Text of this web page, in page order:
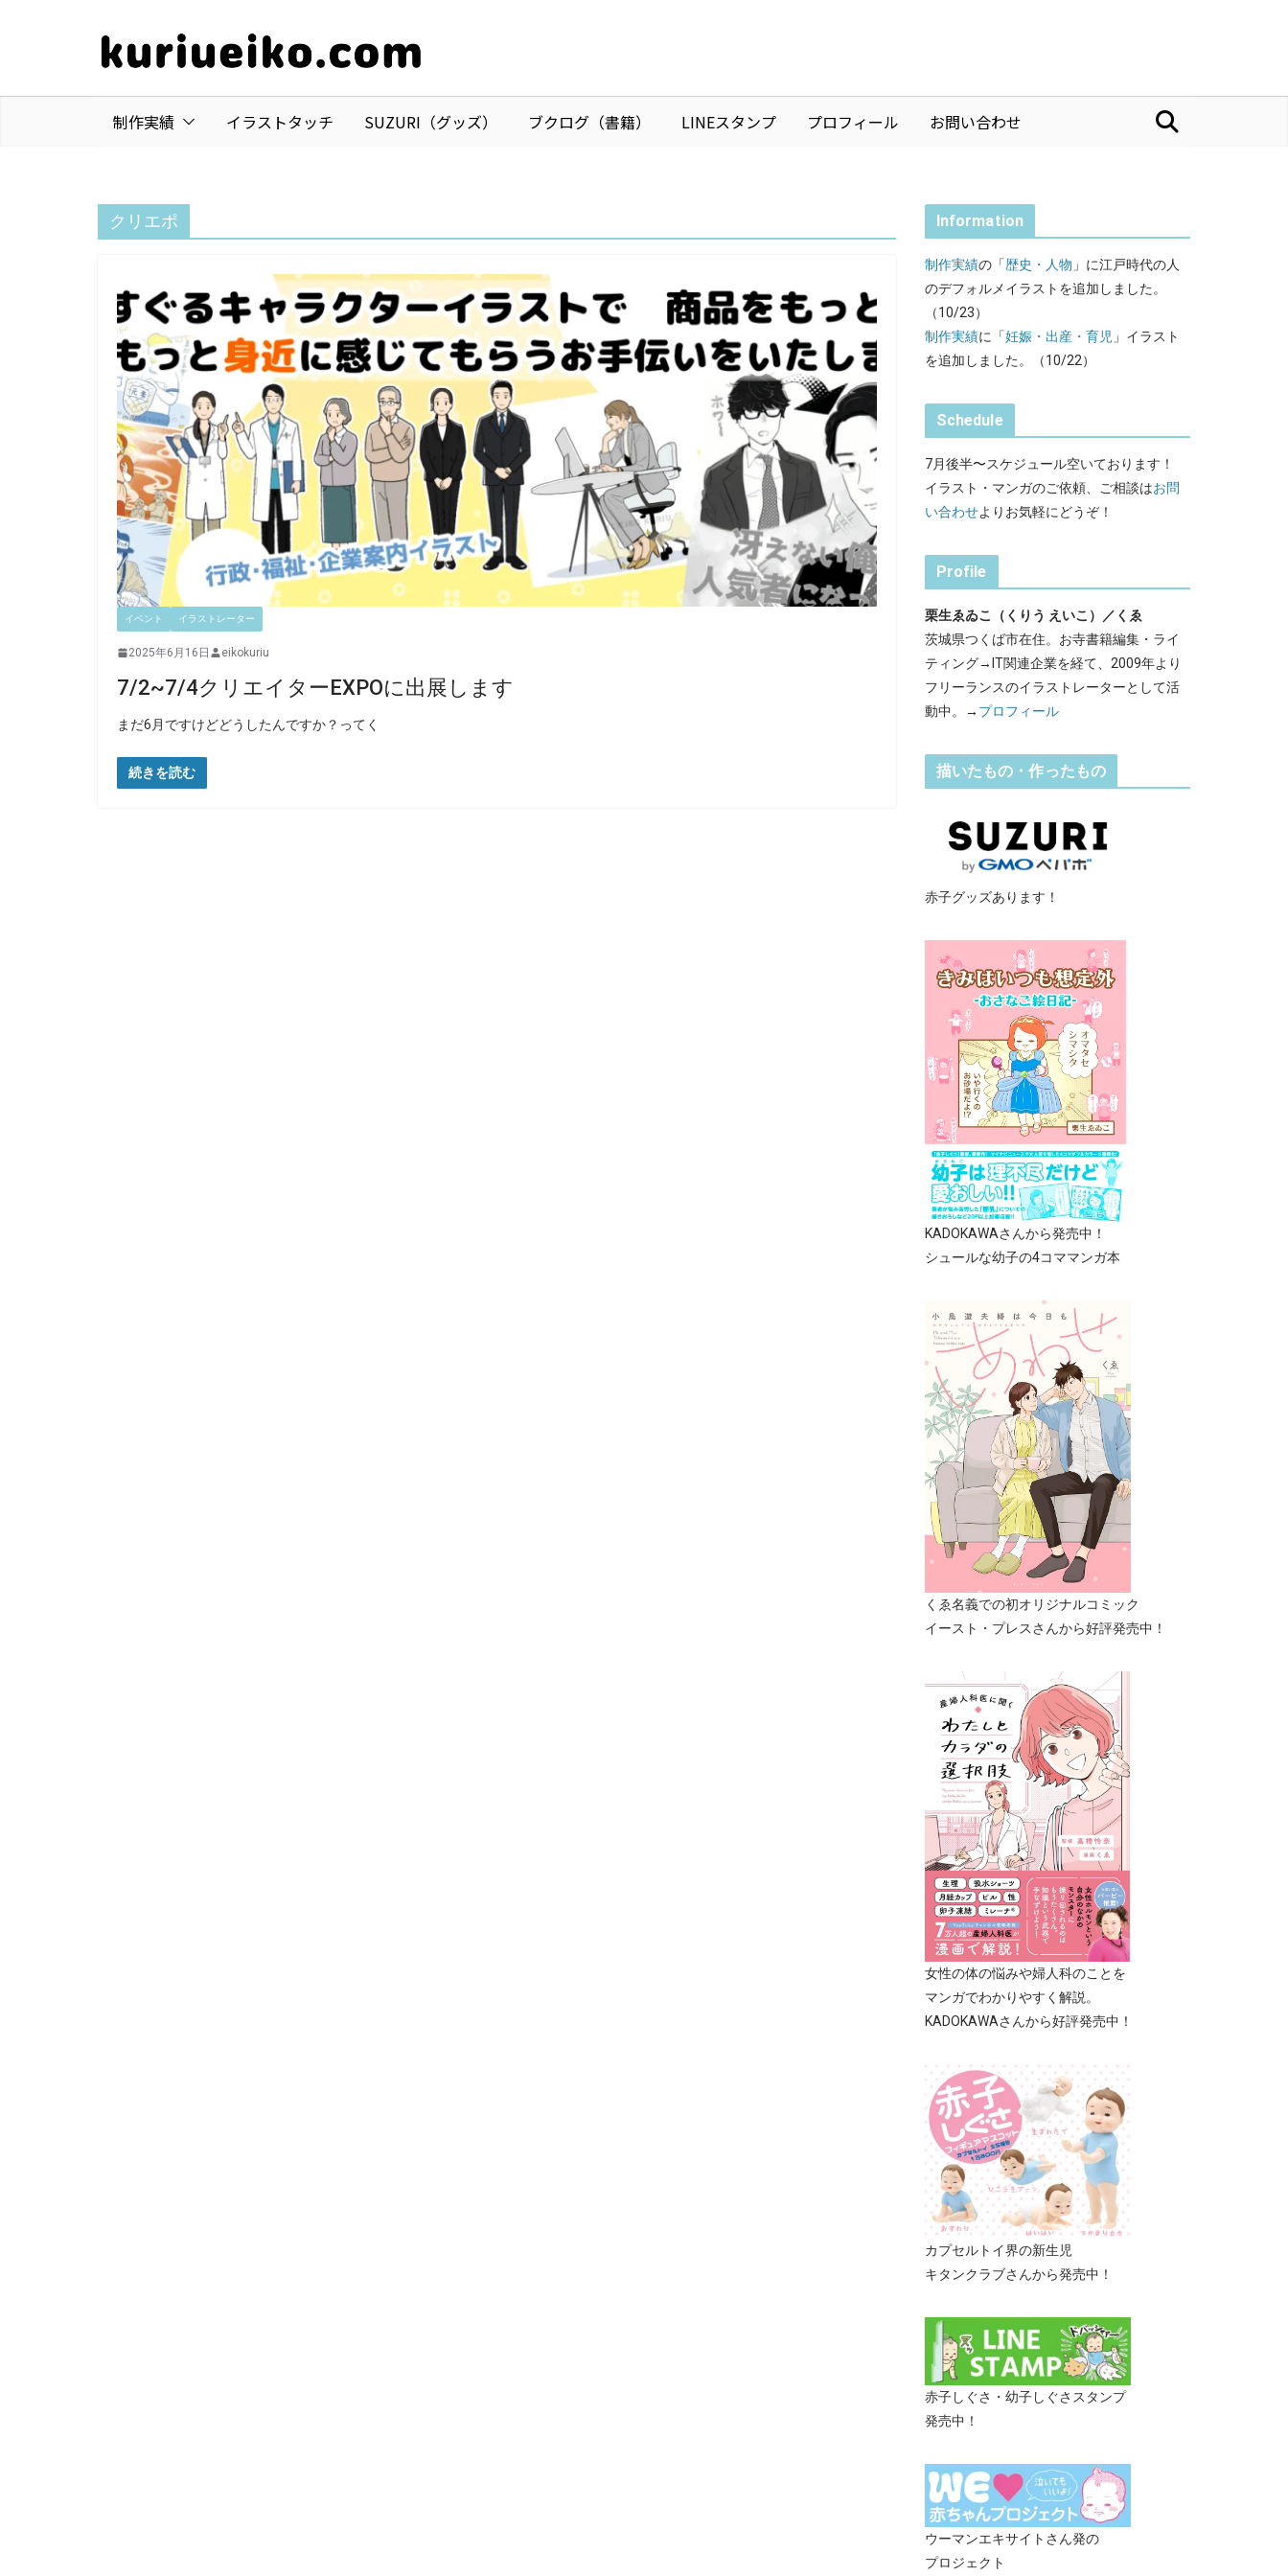
ン
制作実績 イラストタッチ SUZURI（グッズ） ブクログ（書籍） LINEスタンプ プロフィール お問い合わせ
クリエポ
イベント イラストレーター
2025年6月16日 eikokuriu
7/2~7/4クリエイターEXPOに出展します
まだ6月ですけどどうしたんですか？ってく
続きを読む
Information
制作実績の「歴史・人物 」に江戸時代の人
のデフォルメイラストを追加しました。
（10/23）
制作実績に「妊娠・出産・育児」イラスト
を追加しました。（10/22）
Schedule
7月後半〜スケジュール空いております！
イラスト・マンガのご依頼、ご相談はお問
い合わせよりお気軽にどうぞ！
Profile
栗生ゑゐこ（くりう えいこ）／くゑ
茨城県つくば市在住。お寺書籍編集・ライ
ティング→IT関連企業を経て、2009年より
フリーランスのイラストレーターとして活
動中。→ プロフィール
描いたもの・作ったもの
赤子グッズあります！
KADOKAWAさんから発売中！
シュールな幼子の4コママンガ本
くゑ名義での初オリジナルコミック
イースト・プレスさんから好評発売中！
女性の体の悩みや婦人科のことを
マンガでわかりやすく解説。
KADOKAWAさんから好評発売中！
カプセルトイ界の新生児
キタンクラブさんから発売中！
赤子しぐさ・幼子しぐさスタンプ
発売中！
ウーマンエキサイトさん発の
プロジェクト